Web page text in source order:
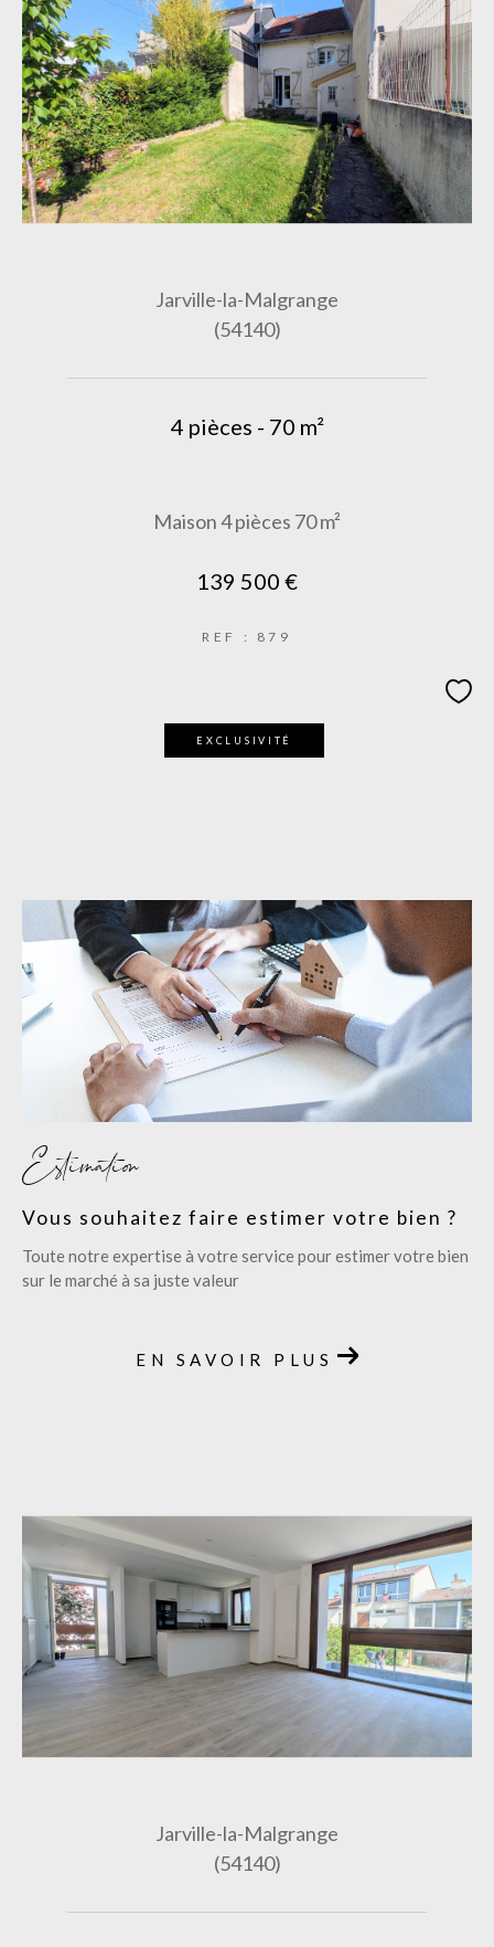
Jarville-la-Malgrange
(54140)
4 pièces - 70 m²
Maison 4 pièces 70 m²
139 500 €
REF : 879
EXCLUSIVITÉ
Estimation
Vous souhaitez faire estimer votre bien ?
Toute notre expertise à votre service pour estimer votre bien
sur le marché à sa juste valeur
EN SAVOIR PLUS
Jarville-la-Malgrange
(54140)